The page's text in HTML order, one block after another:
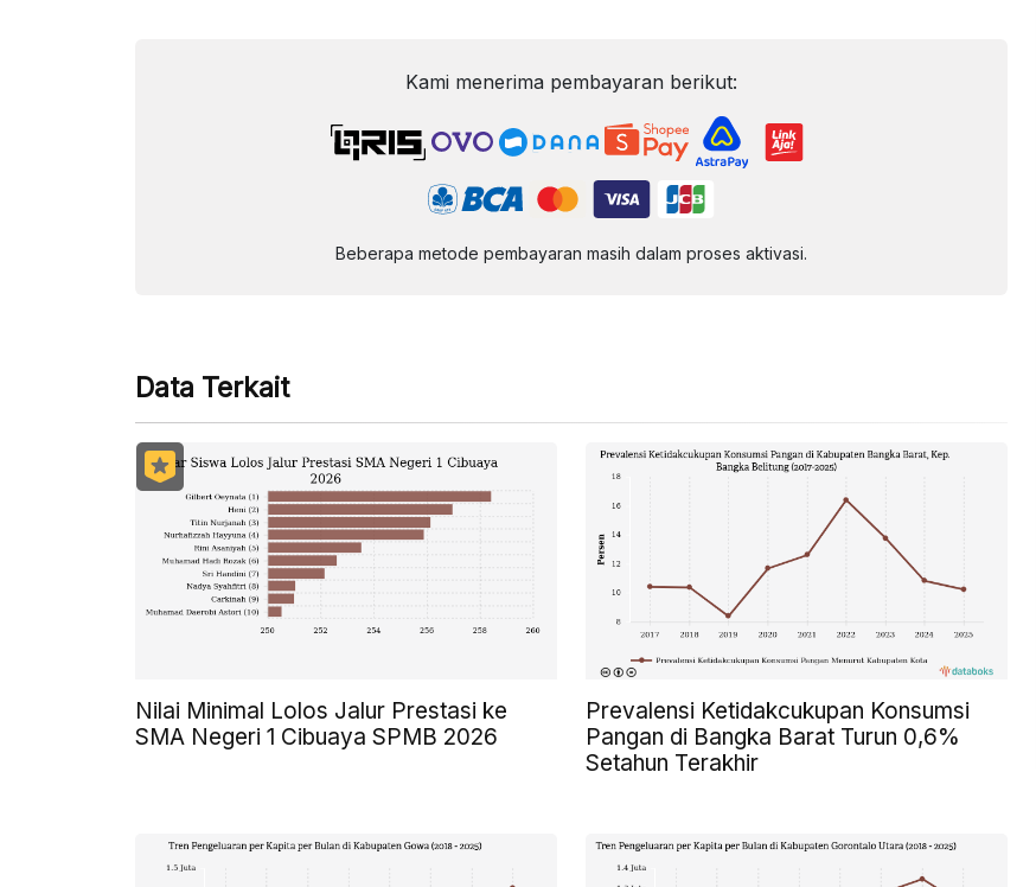
Kami menerima pembayaran berikut:
Beberapa metode pembayaran masih dalam proses aktivasi.
Data Terkait
Nilai Minimal Lolos Jalur Prestasi ke
SMA Negeri 1 Cibuaya SPMB 2026
Prevalensi Ketidakcukupan Konsumsi
Pangan di Bangka Barat Turun 0,6%
Setahun Terakhir